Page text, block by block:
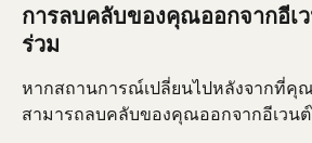
การลบคลับของคุณออกจากอีเ
ร่วม
หากสถานการณ์เปลี่ยนไปหลังจากที่
สามารถลบคลับของคุณออกจากอีเวนต์